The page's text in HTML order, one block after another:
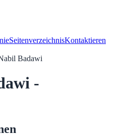
SeitenverzeichnisKontaktieren
Badawi
-